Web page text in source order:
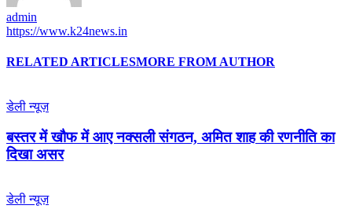
admin
https://www.k24news.in
RELATED ARTICLESMORE FROM AUTHOR
डेली न्यूज़
बस्तर में खौफ में आए नक्सली संगठन, अमित शाह की रणनीति का
दिखा असर
डेली न्यूज़